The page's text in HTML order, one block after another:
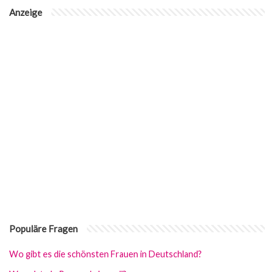
Anzeige
Populäre Fragen
Wo gibt es die schönsten Frauen in Deutschland?